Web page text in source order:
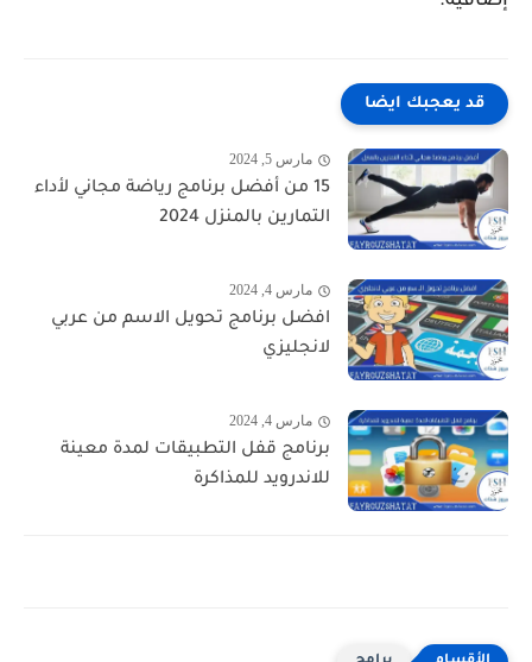
قد يعجبك ايضا
مارس 5, 2024
15 من أفضل برنامج رياضة مجاني لأداء
التمارين بالمنزل 2024
مارس 4, 2024
افضل برنامج تحويل الاسم من عربي
لانجليزي
مارس 4, 2024
برنامج قفل التطبيقات لمدة معينة
للاندرويد للمذاكرة